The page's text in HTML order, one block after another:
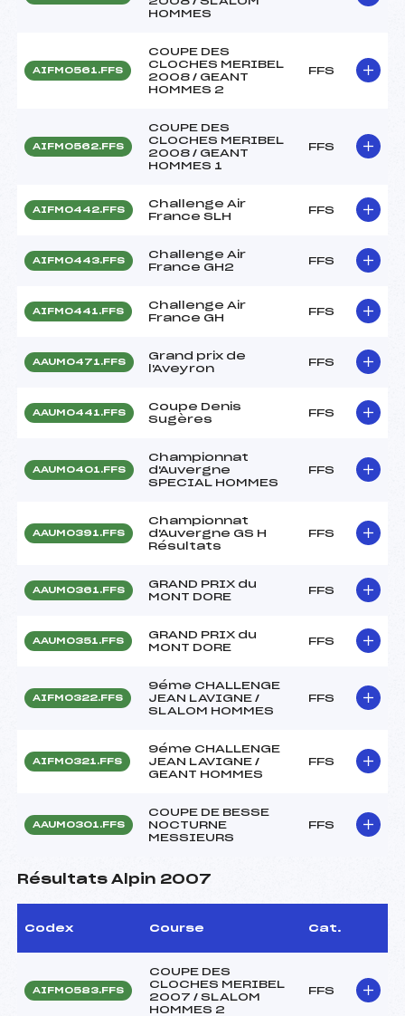
HOMMES
AIFM0561.FFS
COUPE DES
CLOCHES MERIBEL
2008 / GEANT
HOMMES 2
FFS
AIFM0562.FFS
COUPE DES
CLOCHES MERIBEL
2008 / GEANT
HOMMES 1
FFS
AIFM0442.FFS
Challenge Air
France SLH
FFS
AIFM0443.FFS
Challenge Air
France GH2
FFS
AIFM0441.FFS
Challenge Air
France GH
FFS
AAUM0471.FFS
Grand prix de
l'Aveyron
FFS
AAUM0441.FFS
Coupe Denis
Sugères
FFS
AAUM0401.FFS
Championnat
d'Auvergne
SPECIAL HOMMES
FFS
AAUM0391.FFS
Championnat
d'Auvergne GS H
Résultats
FFS
AAUM0361.FFS
GRAND PRIX du
MONT DORE
FFS
AAUM0351.FFS
GRAND PRIX du
MONT DORE
FFS
AIFM0322.FFS
9éme CHALLENGE
JEAN LAVIGNE /
SLALOM HOMMES
FFS
AIFM0321.FFS
9éme CHALLENGE
JEAN LAVIGNE /
GEANT HOMMES
FFS
AAUM0301.FFS
COUPE DE BESSE
NOCTURNE
MESSIEURS
FFS
Résultats Alpin 2007
Codex Course Cat.
AIFM0583.FFS
COUPE DES
CLOCHES MERIBEL
2007 / SLALOM
HOMMES 2
FFS